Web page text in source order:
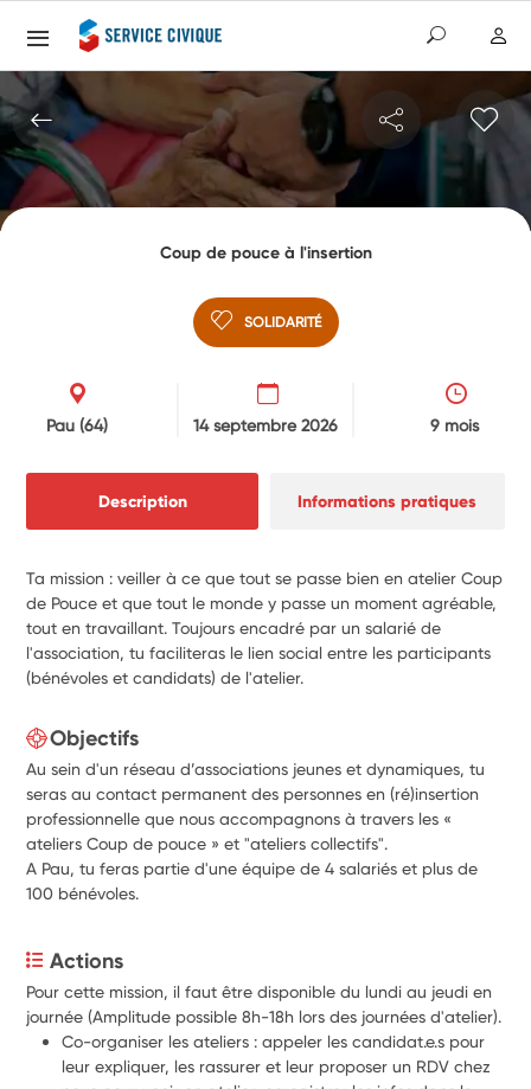
Coup de pouce à l'insertion
SOLIDARITÉ
Pau (64) 14 septembre 2026 9 mois
Description Informations pratiques
Ta mission : veiller à ce que tout se passe bien en atelier Coup
de Pouce et que tout le monde y passe un moment agréable,
tout en travaillant. Toujours encadré par un salarié de
l'association, tu faciliteras le lien social entre les participants
(bénévoles et candidats) de l'atelier.
Objectifs
Au sein d'un réseau d’associations jeunes et dynamiques, tu
seras au contact permanent des personnes en (ré)insertion
professionnelle que nous accompagnons à travers les «
ateliers Coup de pouce » et "ateliers collectifs".
A Pau, tu feras partie d'une équipe de 4 salariés et plus de
100 bénévoles.
Actions
Pour cette mission, il faut être disponible du lundi au jeudi en
journée (Amplitude possible 8h-18h lors des journées d'atelier).
Co-organiser les ateliers : appeler les candidat.e.s pour
leur expliquer, les rassurer et leur proposer un RDV chez